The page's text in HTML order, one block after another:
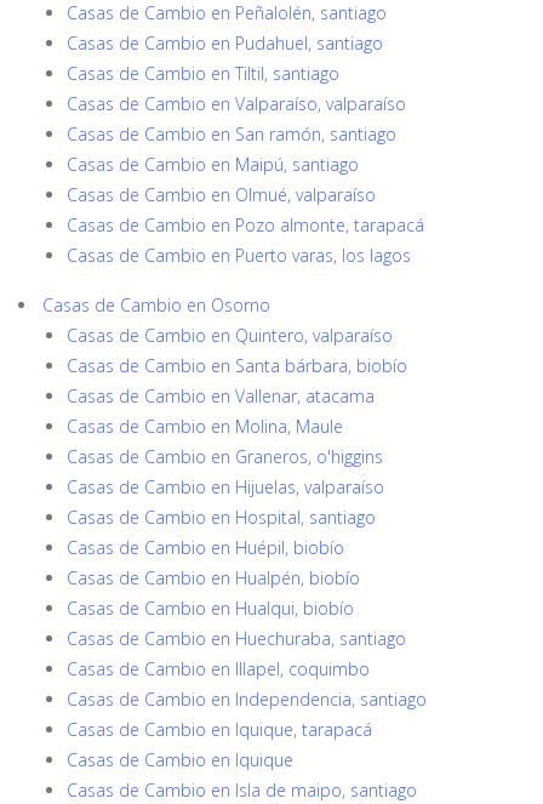
Casas de Cambio en Peñalolén, santiago
Casas de Cambio en Pudahuel, santiago
Casas de Cambio en Tiltil, santiago
Casas de Cambio en Valparaíso, valparaíso
Casas de Cambio en San ramón, santiago
Casas de Cambio en Maipú, santiago
Casas de Cambio en Olmué, valparaíso
Casas de Cambio en Pozo almonte, tarapacá
Casas de Cambio en Puerto varas, los lagos
Casas de Cambio en Osorno
Casas de Cambio en Quintero, valparaíso
Casas de Cambio en Santa bárbara, biobío
Casas de Cambio en Vallenar, atacama
Casas de Cambio en Molina, Maule
Casas de Cambio en Graneros, o'higgins
Casas de Cambio en Hijuelas, valparaíso
Casas de Cambio en Hospital, santiago
Casas de Cambio en Huépil, biobío
Casas de Cambio en Hualpén, biobío
Casas de Cambio en Hualqui, biobío
Casas de Cambio en Huechuraba, santiago
Casas de Cambio en Illapel, coquimbo
Casas de Cambio en Independencia, santiago
Casas de Cambio en Iquique, tarapacá
Casas de Cambio en Iquique
Casas de Cambio en Isla de maipo, santiago